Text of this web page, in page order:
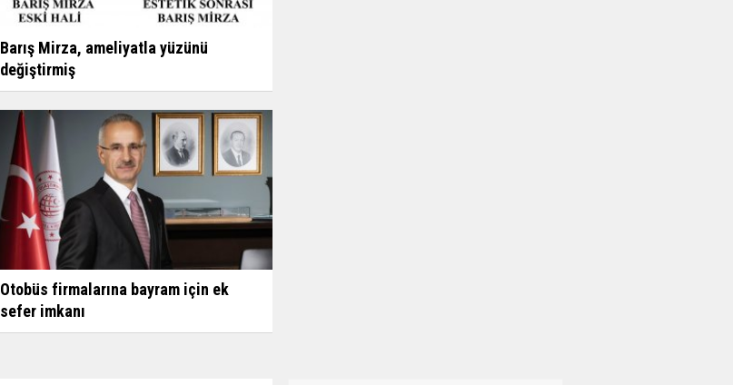
Barış Mirza, ameliyatla yüzünü
değiştirmiş
Otobüs firmalarına bayram için ek
sefer imkanı